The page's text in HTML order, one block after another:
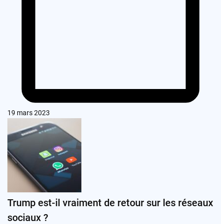
19 mars 2023
Trump est-il vraiment de retour sur les réseaux
sociaux ?